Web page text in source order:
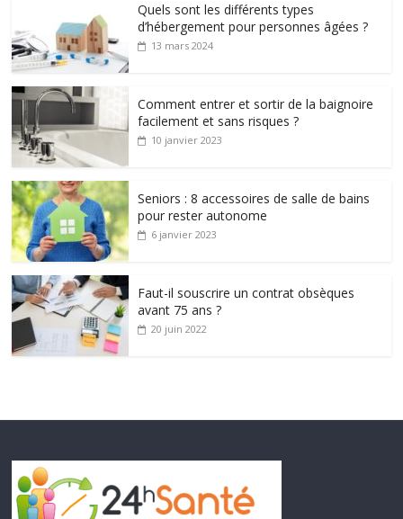
Quels sont les différents types
d’hébergement pour personnes âgées ?
13 mars 2024
Comment entrer et sortir de la baignoire
facilement et sans risques ?
10 janvier 2023
Seniors : 8 accessoires de salle de bains
pour rester autonome
6 janvier 2023
Faut-il souscrire un contrat obsèques
avant 75 ans ?
20 juin 2022